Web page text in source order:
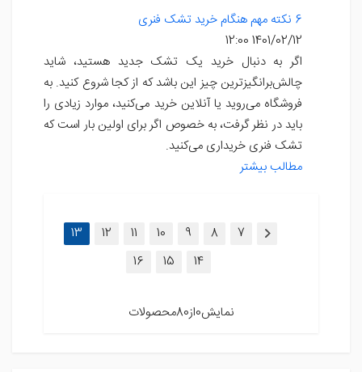
6 نکته مهم هنگام خرید تشک فنری
1401/02/12 12:00
اگر به دنبال خرید یک تشک جدید هستید، شاید
چالش‌برانگیزترین چیز این باشد که از کجا شروع کنید. به
فروشگاه می‌روید یا آنلاین خرید می‌کنید، موارد زیادی را
باید در نظر گرفت، به خصوص اگر برای اولین بار است که
تشک فنری خریداری می‌کنید.
مطالب بیشتر
7
8
9
10
11
12
13
(current)
14
15
16
نمایش0از80محصولات